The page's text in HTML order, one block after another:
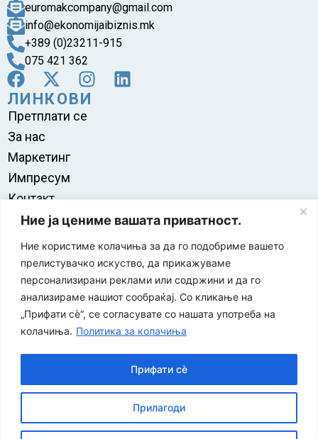
Ние ја цениме вашата приватност.
Ние користиме колачиња за да го подобриме вашето
прелистувачко искуство, да прикажуваме
персонализирани реклами или содржини и да го
анализираме нашиот сообраќај. Со кликање на
„Прифати сè“, се согласувате со нашата употреба на
колачиња. Политика за колачиња
Прилагоди
Прифати сè
euromakcompany@gmail.com
info@ekonomijaibiznis.mk
+389 (0)23211-915
075 421 362
ЛИНКОВИ
Претплати се
За нас
Маркетинг
Импресум
Контакт
Правила на користење
за заштита на печатени медиуми